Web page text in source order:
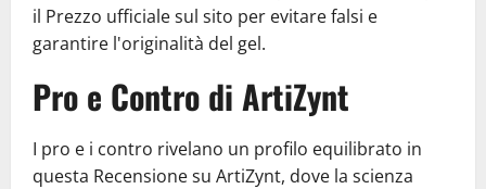
il Prezzo ufficiale sul sito per evitare falsi e
garantire l'originalità del gel.
Pro e Contro di ArtiZynt
I pro e i contro rivelano un profilo equilibrato in
questa Recensione su ArtiZynt, dove la scienza